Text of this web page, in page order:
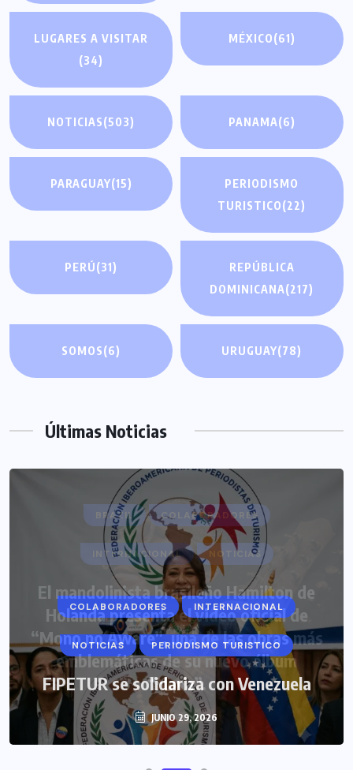
LUGARES A VISITAR
(34)
MÉXICO(61)
NOTICIAS(503) PANAMA(6)
PARAGUAY(15)
PERIODISMO
TURISTICO(22)
PERÚ(31)
REPÚBLICA
DOMINICANA(217)
SOMOS(6) URUGUAY(78)
Últimas Noticias
COLABORADORES INTERNACIONAL
NOTICIAS PERIODISMO TURISTICO
FIPETUR se solidariza con Venezuela
JUNIO 29, 2026